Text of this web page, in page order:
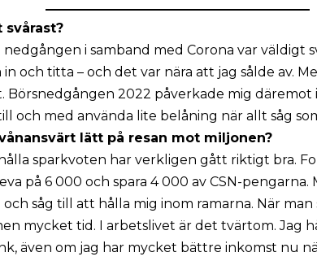
svårast?
nedgången i samband med Corona var väldigt
och titta – och det var nära att jag sålde av.
Börsnedgången 2022 påverkade mig däremot
och med använda lite belåning när allt såg
lätt på resan mot miljonen?
sparkvoten har verkligen gått riktigt bra.
på 6 000 och spara 4 000 av CSN-pengarna.
såg till att hålla mig inom ramarna. När
mycket tid. I arbetslivet är det tvärtom. Jag
även om jag har mycket bättre inkomst nu